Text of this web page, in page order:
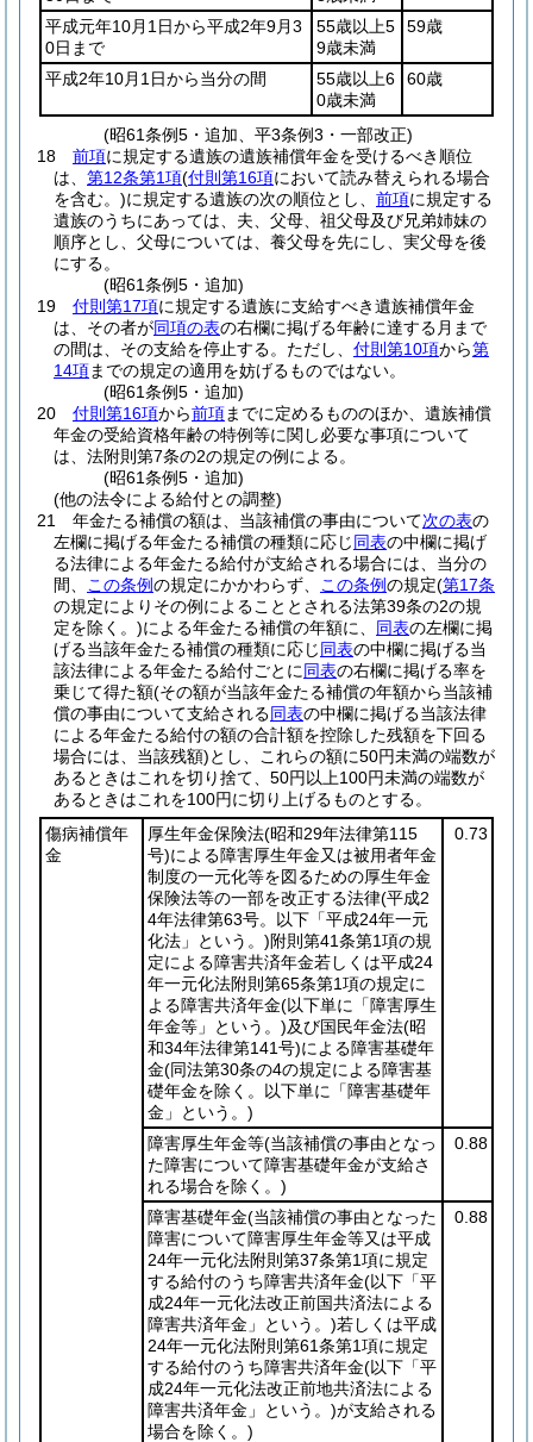
平成元年10月1日から平成2年9月3
0日まで
55歳以上5
9歳未満
59歳
平成2年10月1日から当分の間
55歳以上6
0歳未満
60歳
(昭61条例5・追加、平3条例3・一部改正)
18
前項に規定する遺族の遺族補償年金を受けるべき順位
は、 第12条第1項(付則第16項において読み替えられる場合
を含む。)に規定する遺族の次の順位とし、 前項に規定する
遺族のうちにあっては、夫、父母、祖父母及び兄弟姉妹の
順序とし、父母については、養父母を先にし、実父母を後
にする。
(昭61条例5・追加)
19
付則第17項に規定する遺族に支給すべき遺族補償年金
は、その者が同項の表の右欄に掲げる年齢に達する月まで
の間は、その支給を停止する。 ただし、 付則第10項から第
14項までの規定の適用を妨げるものではない。
(昭61条例5・追加)
20
付則第16項から前項までに定めるもののほか、遺族補償
年金の受給資格年齢の特例等に関し必要な事項について
は、法附則第7条の2の規定の例による。
(昭61条例5・追加)
(他の法令による給付との調整)
21
年金たる補償の額は、当該補償の事由について次の表の
左欄に掲げる年金たる補償の種類に応じ同表の中欄に掲げ
る法律による年金たる給付が支給される場合には、当分の
間、
この条例の規定にかかわらず、 この条例の規定(第17条
の規定によりその例によることとされる法第39条の2の規
定を除く。)による年金たる補償の年額に、 同表の左欄に掲
げる当該年金たる補償の種類に応じ同表の中欄に掲げる当
該法律による年金たる給付ごとに同表の右欄に掲げる率を
乗じて得た額(その額が当該年金たる補償の年額から当該補
償の事由について支給される同表の中欄に掲げる当該法律
による年金たる給付の額の合計額を控除した残額を下回る
場合には、当該残額)とし、これらの額に50円未満の端数が
あるときはこれを切り捨て、50円以上100円未満の端数が
あるときはこれを100円に切り上げるものとする。
傷病補償年
金
厚生年金保険法(昭和29年法律第115
号)による障害厚生年金又は被用者年金
制度の一元化等を図るための厚生年金
保険法等の一部を改正する法律(平成2
4年法律第63号。以下「平成24年一元
化法」という。)附則第41条第1項の規
定による障害共済年金若しくは平成24
年一元化法附則第65条第1項の規定に
よる障害共済年金(以下単に「障害厚生
年金等」という。)及び国民年金法(昭
和34年法律第141号)による障害基礎年
金(同法第30条の4の規定による障害基
礎年金を除く。以下単に「障害基礎年
金」という。)
0.73
障害厚生年金等(当該補償の事由となっ
た障害について障害基礎年金が支給さ
れる場合を除く。)
0.88
障害基礎年金(当該補償の事由となった
障害について障害厚生年金等又は平成
24年一元化法附則第37条第1項に規定
する給付のうち障害共済年金(以下「平
成24年一元化法改正前国共済法による
障害共済年金」という。)若しくは平成
24年一元化法附則第61条第1項に規定
する給付のうち障害共済年金(以下「平
成24年一元化法改正前地共済法による
障害共済年金」という。)が支給される
場合を除く。)
0.88